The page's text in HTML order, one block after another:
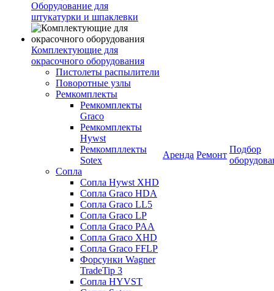
Оборудование для
штукатурки и шпаклевки
Комплектующие для
окрасочного оборудования
Пистолеты распылители
Поворотные узлы
Ремкомплекты
Ремкомплекты
Graco
Ремкомплекты
Hywst
Ремкомпллекты
Sotex
Сопла
Сопла Hywst XHD
Сопла Graco HDA
Сопла Graco LL5
Сопла Graco LP
Сопла Graco PAA
Сопла Graco XHD
Сопла Graco FFLP
Форсунки Wagner
TradeTip 3
Сопла HYVST
Аренда Ремонт
Подбор